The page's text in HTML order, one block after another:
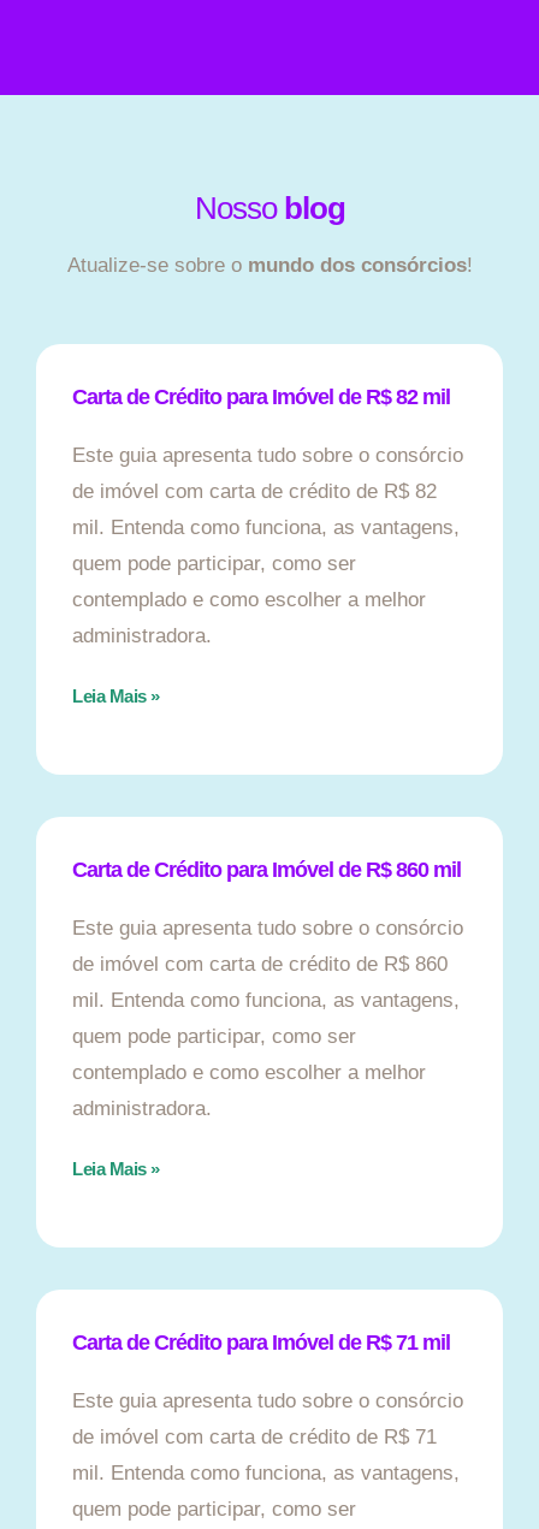
Nosso blog
Atualize-se sobre o mundo dos consórcios!
Carta de Crédito para Imóvel de R$ 82 mil
Este guia apresenta tudo sobre o consórcio
de imóvel com carta de crédito de R$ 82
mil. Entenda como funciona, as vantagens,
quem pode participar, como ser
contemplado e como escolher a melhor
administradora.
Leia Mais »
Carta de Crédito para Imóvel de R$ 860 mil
Este guia apresenta tudo sobre o consórcio
de imóvel com carta de crédito de R$ 860
mil. Entenda como funciona, as vantagens,
quem pode participar, como ser
contemplado e como escolher a melhor
administradora.
Leia Mais »
Carta de Crédito para Imóvel de R$ 71 mil
Este guia apresenta tudo sobre o consórcio
de imóvel com carta de crédito de R$ 71
mil. Entenda como funciona, as vantagens,
quem pode participar, como ser